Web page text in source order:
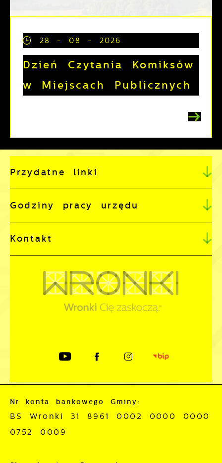
28 - 08 - 2026
Dzień Czytania Komiksów
w Miejscach Publicznych
Przydatne linki
Godziny pracy urzędu
Kontakt
Nr konta bankowego Gminy:
BS Wronki 31 8961 0002 0000 0000
0752 0009